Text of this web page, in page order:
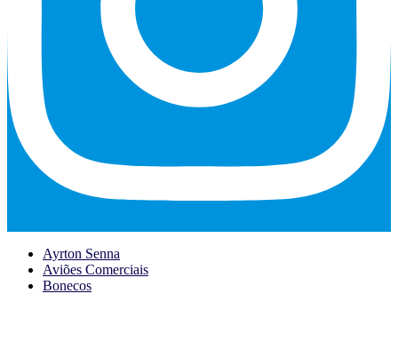
Ayrton Senna
Aviões Comerciais
Bonecos